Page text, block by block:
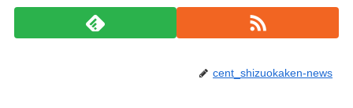
cent_shizuokaken-news